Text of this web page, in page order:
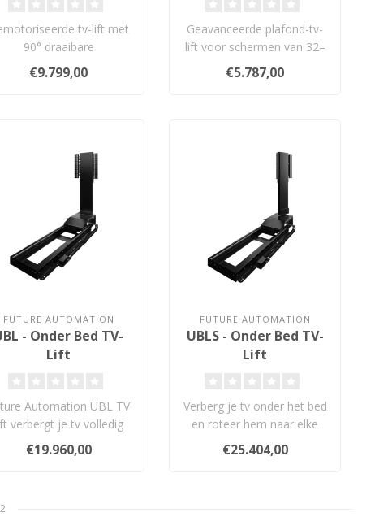
tv-lift met
90° draaibare
scharnierfunctie voor
hoekopstellingen..
€9.799,00
Geavanceerde plafond-tv-
lift voor schermen van 32–
65 inch. Met drop-and-roll
f..
€5.787,00
FUTURE AUTOMATION
- Onder Bed TV-
Lift
Automation UBL TV
verbergt je tv volledig
het bed – zonder z..
€19.960,00
FUTURE AUTOMATION
UBLS - Onder Bed TV-
Lift
Verberg je tv onder het bed
en roteer hem naar elke
gewenste kijkhoek met de
Fut..
€25.404,00